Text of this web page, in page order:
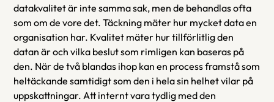
datakvalitet är inte samma sak, men de behandlas ofta
som om de vore det. Täckning mäter hur mycket data en
organisation har. Kvalitet mäter hur tillförlitlig den
datan är och vilka beslut som rimligen kan baseras på
den. När de två blandas ihop kan en process framstå som
heltäckande samtidigt som den i hela sin helhet vilar på
uppskattningar. Att internt vara tydlig med den